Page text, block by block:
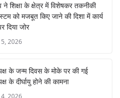
शिक्षा के क्षेत्र में विशेषकर तकनीकी
को मजबूत किए जाने की दिशा में कार्य
दिया जोर
2026
के जन्म दिवस के मोके पर की गई
के दीर्घायु होने की कामना